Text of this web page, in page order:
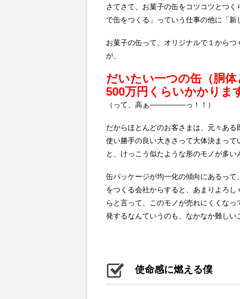
さてさて、お菓子の缶をコツコツとつ
で缶をつくる」っていう仕事の他に「新
お菓子の缶って、オリジナルで１から
が、
だいたい一つの缶（胴体
500万円くらいかかりま
（って、高ぁ―――――っ！！）
だからほとんどのお客さまは、元々ある
使い勝手の良い大きさって大体決まっ
と、けっこう似たような形のモノが多い
缶パッケージが均一化の傾向にあるっ
をつくる会社からすると、あまりよろ
らと言って、このモノが売れにくくな
発するなんていうのも、なかなか難しい
使命感に燃える僕